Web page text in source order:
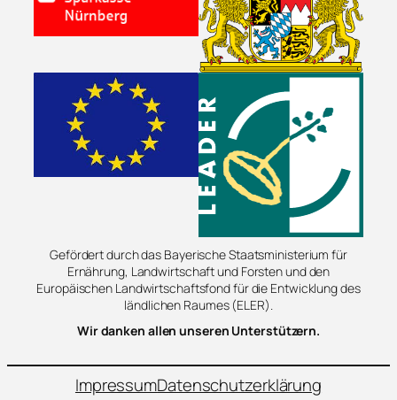
Gefördert durch das Bayerische Staatsministerium für
Ernährung, Landwirtschaft und Forsten und den
Europäischen Landwirtschaftsfond für die Entwicklung des
ländlichen Raumes (ELER).
Wir danken allen unseren Unterstützern.
ImpressumDatenschutzerklärung